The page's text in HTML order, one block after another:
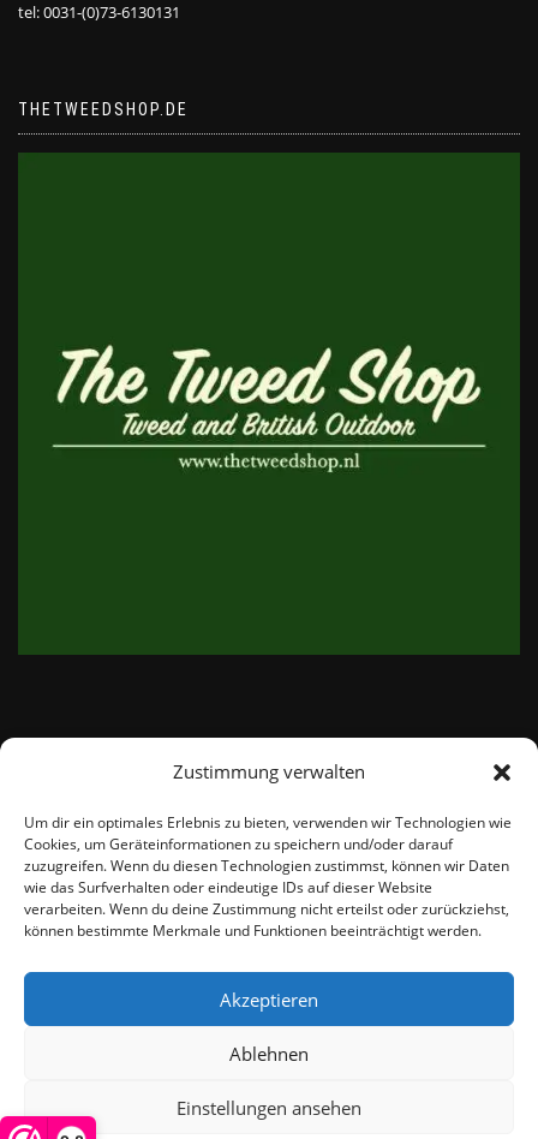
Zustimmung verwalten
Um dir ein optimales Erlebnis zu bieten, verwenden wir Technologien wie
Cookies, um Geräteinformationen zu speichern und/oder darauf
zuzugreifen. Wenn du diesen Technologien zustimmst, können wir Daten
wie das Surfverhalten oder eindeutige IDs auf dieser Website
verarbeiten. Wenn du deine Zustimmung nicht erteilst oder zurückziehst,
können bestimmte Merkmale und Funktionen beeinträchtigt werden.
Akzeptieren
Ablehnen
Einstellungen ansehen
tel: 0031-(0)73-6130131
THETWEEDSHOP.DE
email: info@thetweedshop.de
Kvk Nummer: 88959732
MWSnr: NL864836247B01
© THEMEISLE, ALL RIGHTS RESERVED